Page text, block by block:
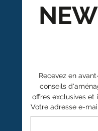
Recevez en
conseils
offres exclusives et
Votre adresse e-mail